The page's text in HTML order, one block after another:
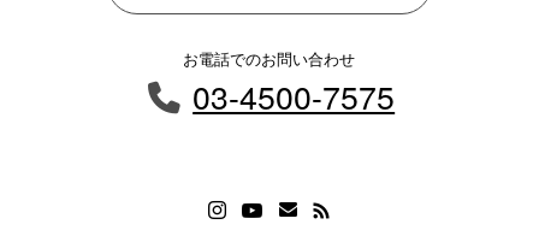
お電話でのお問い合わせ
03-4500-7575